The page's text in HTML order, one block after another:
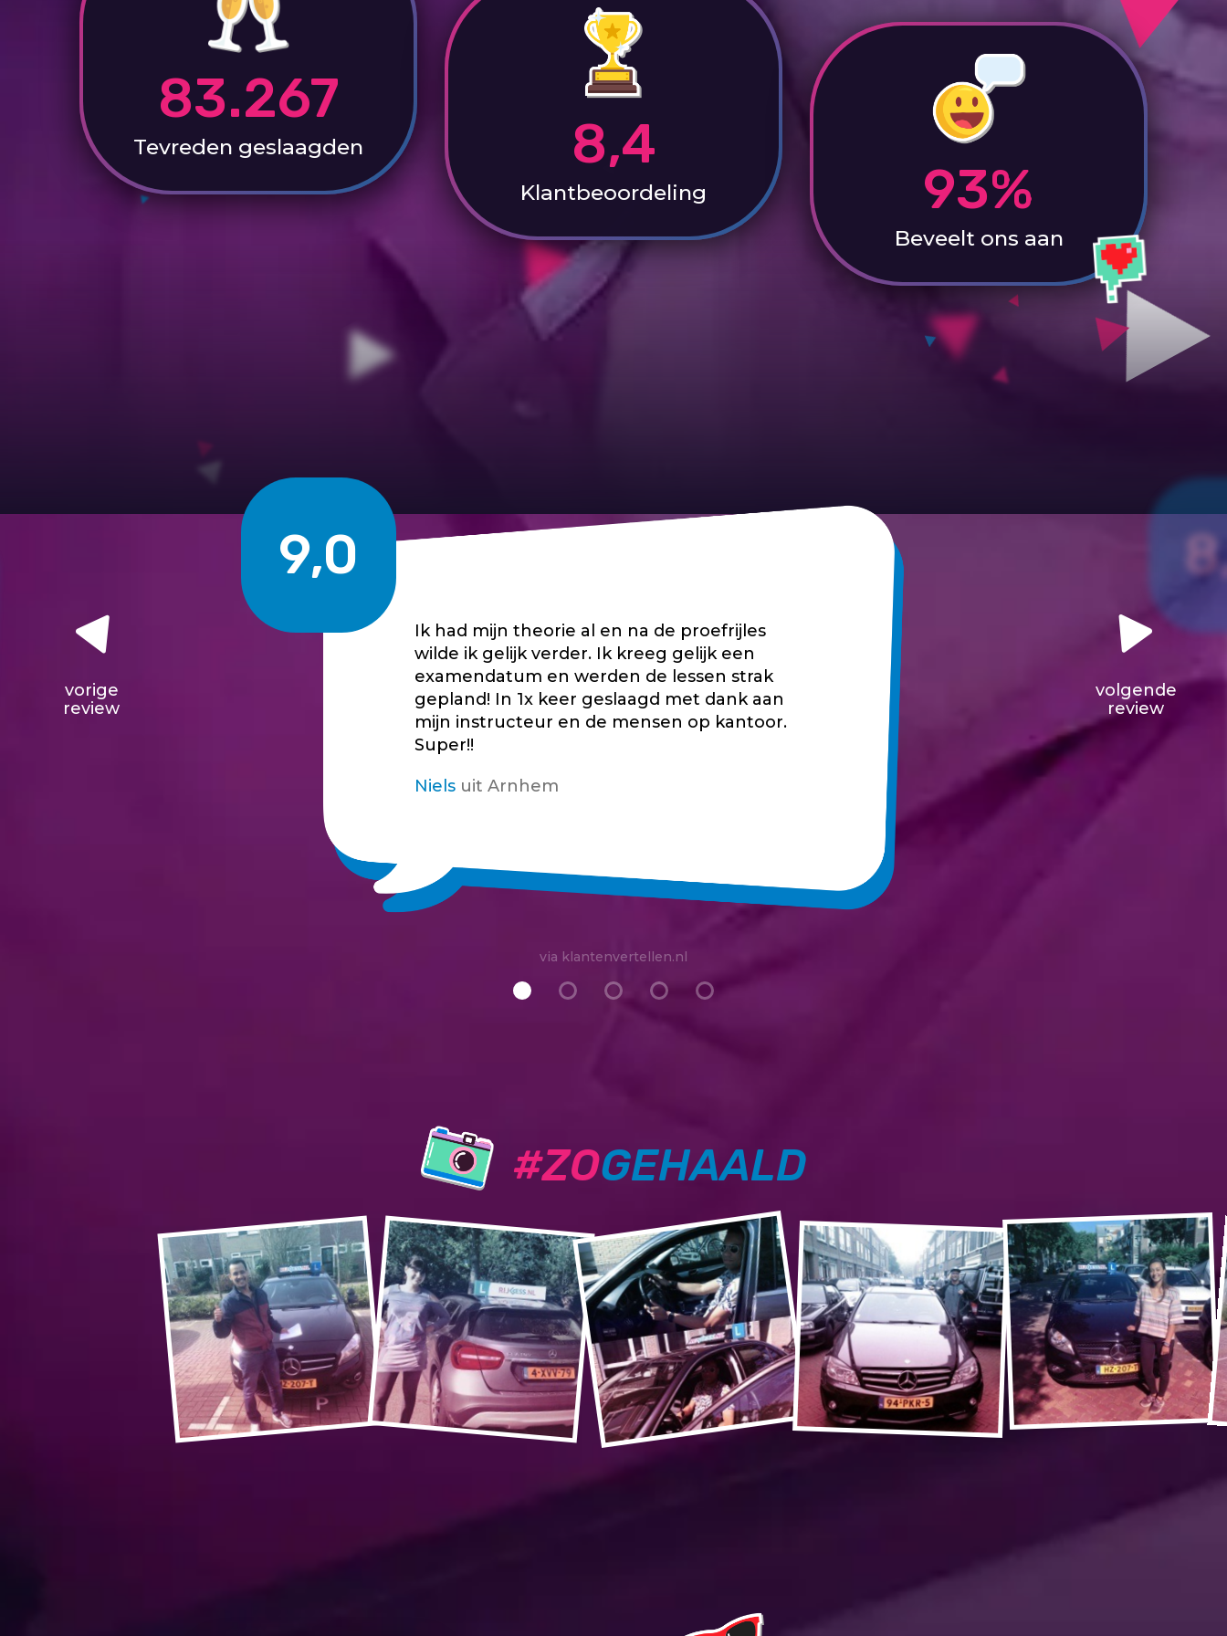
83.267
Tevreden geslaagden 8,4
Klantbeoordeling 93%
Beveelt ons aan
9,0
Ik had mijn theorie al en na de proefrijles
wilde ik gelijk verder. Ik kreeg gelijk een
examendatum en werden de lessen strak
gepland! In 1x keer geslaagd met dank aan
mijn instructeur en de mensen op kantoor.
Super!!
Niels uit Arnhem
vorige
review
volgende
review
via klantenvertellen.nl
#ZOGEHAALD